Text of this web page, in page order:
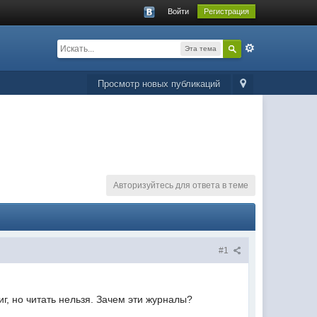
Войти Регистрация
Эта тема
Просмотр новых публикаций
Авторизуйтесь для ответа в теме
#1
но читать нельзя. Зачем эти журналы?